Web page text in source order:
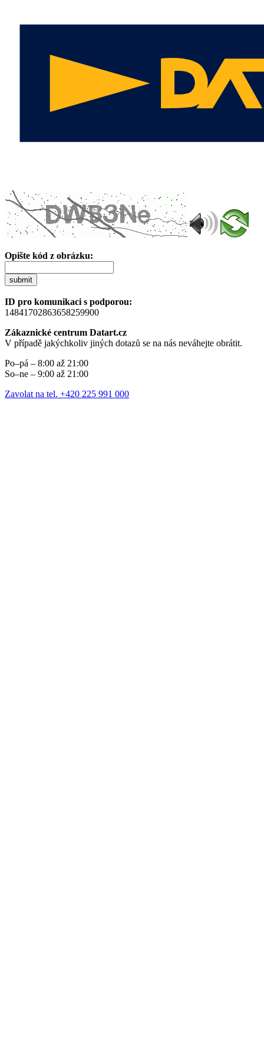
Opište kód z obrázku:
submit
ID pro komunikaci s podporou:
14841702863658259900
Zákaznické centrum Datart.cz
V případě jakýchkoliv jiných dotazů se na nás neváhejte obrátit.
Po–pá – 8:00 až 21:00
So–ne – 9:00 až 21:00
Zavolat na tel. +420 225 991 000